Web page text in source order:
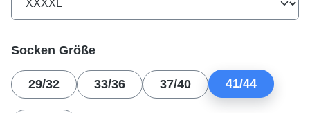
Socken Größeauswählen
29/32 33/36 37/40 41/44